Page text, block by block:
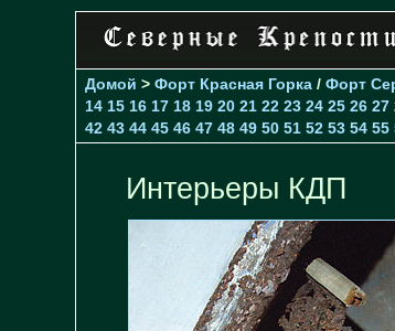
Домой > Форт Красная Горка / Форт
14 15 16 17 18 19 20 21 22 23 24 25 26 27
42 43 44 45 46 47 48 49 50 51 52 53 54 55
Интерьеры КДП